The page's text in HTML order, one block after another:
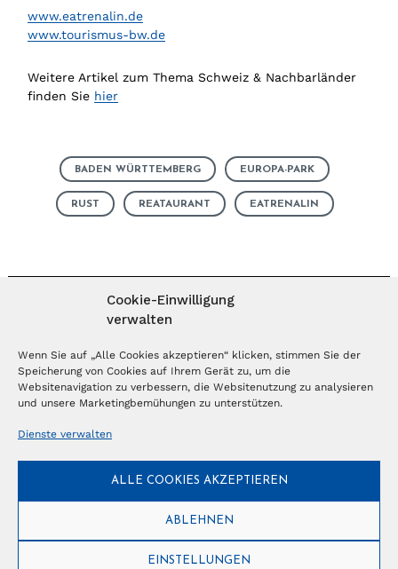
Cookie-Einwilligung
verwalten
Wenn Sie auf „Alle Cookies akzeptieren“ klicken, stimmen Sie der
Speicherung von Cookies auf Ihrem Gerät zu, um die
Websitenavigation zu verbessern, die Websitenutzung zu analysieren
und unsere Marketingbemühungen zu unterstützen.
Dienste verwalten
ALLE COOKIES AKZEPTIEREN
ABLEHNEN
EINSTELLUNGEN
www.eatrenalin.de
www.tourismus-bw.de
Weitere Artikel zum Thema Schweiz & Nachbarländer
finden Sie hier
BADEN WÜRTTEMBERG EUROPA-PARK
RUST REATAURANT EATRENALIN
MAGAZIN ABONNIEREN
Abonnieren
NEWSLETTER
Anmelden
© Copyright 2026 – Ferientrends //info@tlvg.ch